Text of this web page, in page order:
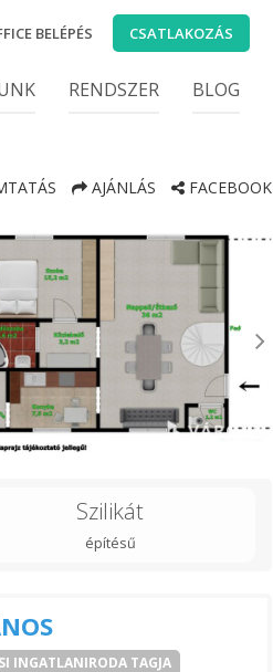
BELÉPÉS CSATLAKOZÁS
RENDSZER BLOG
AJÁNLÁS FACEBOOK
Szilikát
építésű
INGATLANIRODA TAGJA